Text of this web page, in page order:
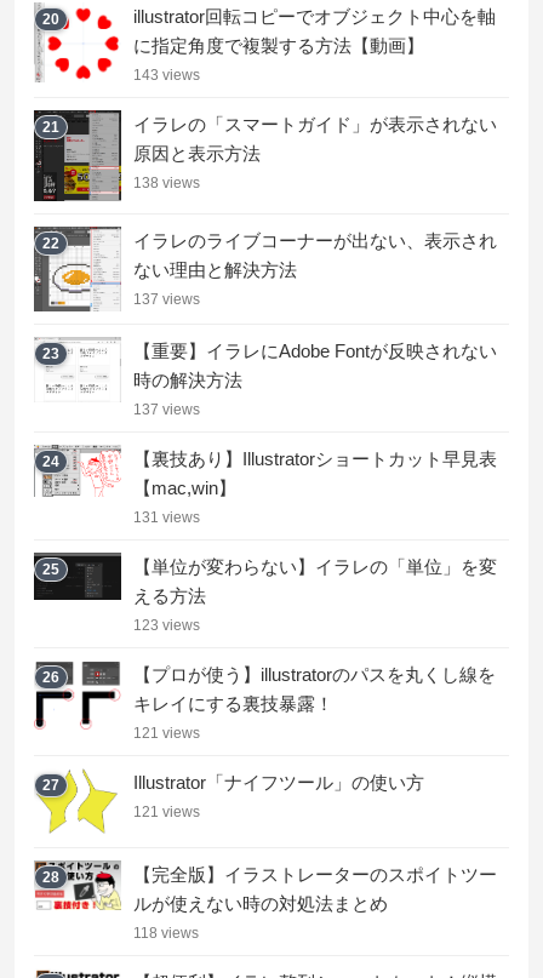
20
illustrator回転コピーでオブジェクト中心を軸
に指定角度で複製する方法【動画】
143 views
21
イラレの「スマートガイド」が表示されない
原因と表示方法
138 views
22
イラレのライブコーナーが出ない、表示され
ない理由と解決方法
137 views
23
【重要】イラレにAdobe Fontが反映されない
時の解決方法
137 views
24
【裏技あり】Illustratorショートカット早見表
【mac,win】
131 views
25
【単位が変わらない】イラレの「単位」を変
える方法
123 views
26
【プロが使う】illustratorのパスを丸くし線を
キレイにする裏技暴露！
121 views
27 Illustrator「ナイフツール」の使い方
121 views
28
【完全版】イラストレーターのスポイトツー
ルが使えない時の対処法まとめ
118 views